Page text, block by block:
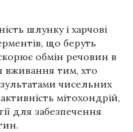
шлунку і харчові
що беруть
обмін речовин в
вживання тим, хто
чисельних
мітохондрій,
для забезпечення